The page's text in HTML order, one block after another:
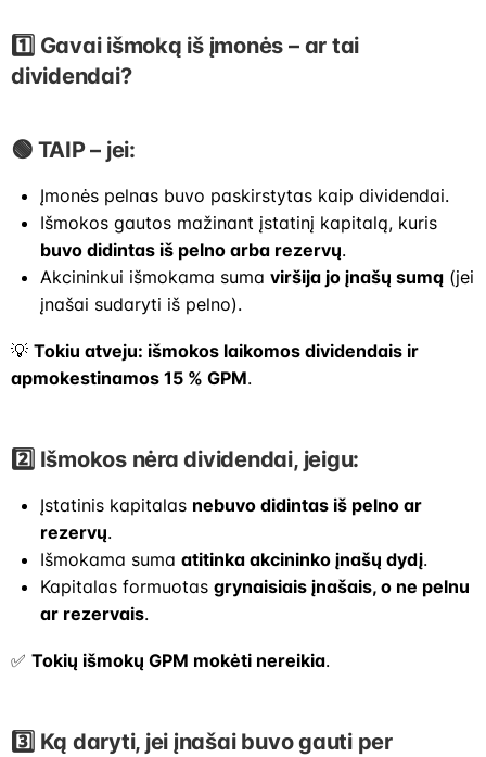
1️⃣ Gavai išmoką iš įmonės – ar tai
dividendai?
🟢 TAIP – jei:
Įmonės pelnas buvo paskirstytas kaip dividendai.
Išmokos gautos mažinant įstatinį kapitalą, kuris
buvo didintas iš pelno arba rezervų.
Akcininkui išmokama suma viršija jo įnašų sumą (jei
įnašai sudaryti iš pelno).
💡 Tokiu atveju: išmokos laikomos dividendais ir
apmokestinamos 15 % GPM.
2️⃣ Išmokos nėra dividendai, jeigu:
Įstatinis kapitalas nebuvo didintas iš pelno ar
rezervų.
Išmokama suma atitinka akcininko įnašų dydį.
Kapitalas formuotas grynaisiais įnašais, o ne pelnu
ar rezervais.
✅ Tokių išmokų GPM mokėti nereikia.
3️⃣ Ką daryti, jei įnašai buvo gauti per